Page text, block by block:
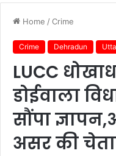
Home /Crime
Crime Dehradun
LUCC
डोईवाला
सौंपा
असर की